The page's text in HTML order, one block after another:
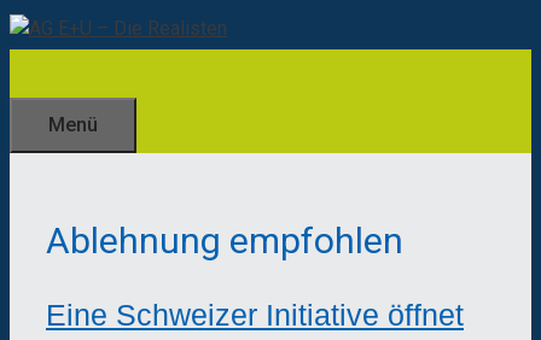
Zum
Inhalt
Menü
Ablehnung empfohlen
Eine Schweizer Initiative öffnet